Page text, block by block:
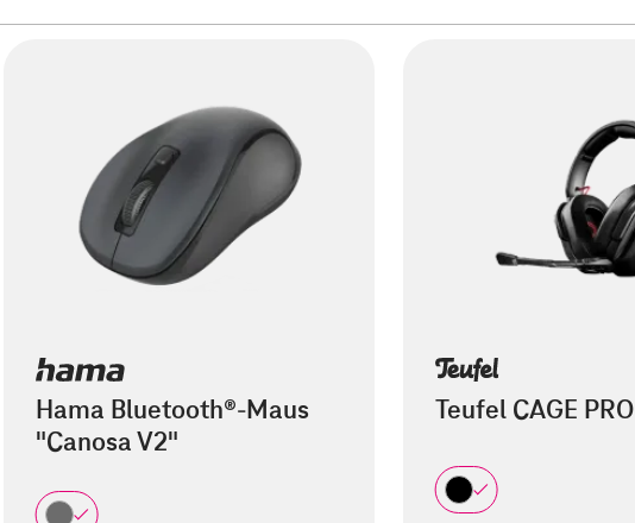
Hama Bluetooth®-Maus
"Canosa V2"
Teufel CAGE PRO